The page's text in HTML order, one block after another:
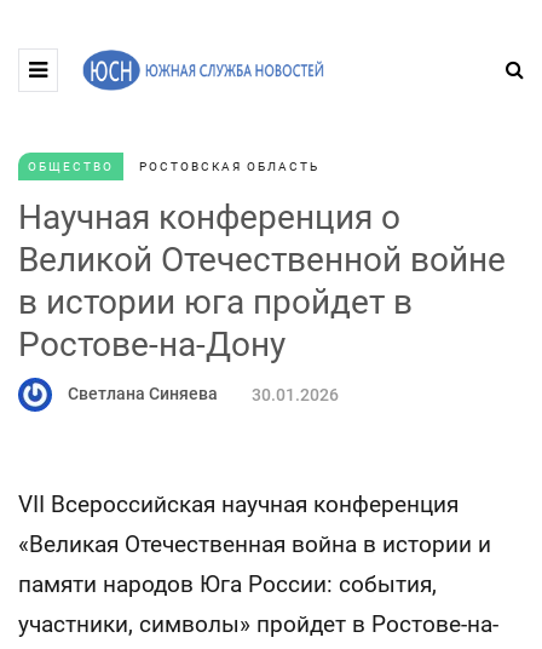
ОБЩЕСТВО РОСТОВСКАЯ ОБЛАСТЬ
Научная конференция о
Великой Отечественной войне
в истории юга пройдет в
Ростове-на-Дону
Светлана Синяева 30.01.2026
VII Всероссийская научная конференция
«Великая Отечественная война в истории и
памяти народов Юга России: события,
участники, символы» пройдет в Ростове-на-